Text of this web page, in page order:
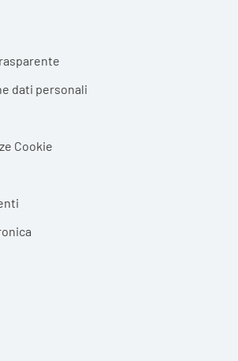
dati personali
Cookie